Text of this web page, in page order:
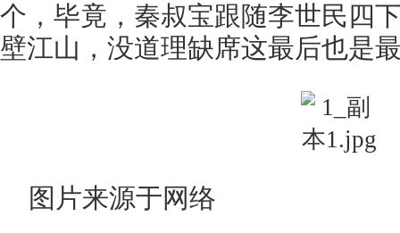
个，毕竟，秦叔宝跟随李世民四
壁江山，没道理缺席这最后也
图片来源于网络